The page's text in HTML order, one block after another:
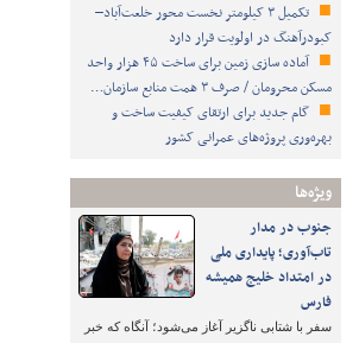
تکمیل ۳ کیلومتر نخست محور خلعت‌آباد–
کبودرآهنگ در اولویت قرار دارد
آماده سازی زمین برای ساخت ۴۵ هزار واحد
مسکن محرومان / صرف ۳ همت منابع سازمان…
گام جدید برای ارتقای کیفیت ساخت و
بهره‌وری پروژه‌های عمرانی کشور
ویژه‌ها
جنوب در مدار
تاب‌آوری؛ پایداری ملی
در امتداد خلیج همیشه
فارس
سفر با شتابی ناگزیر آغاز می‌شود؛ آنگاه که خبر